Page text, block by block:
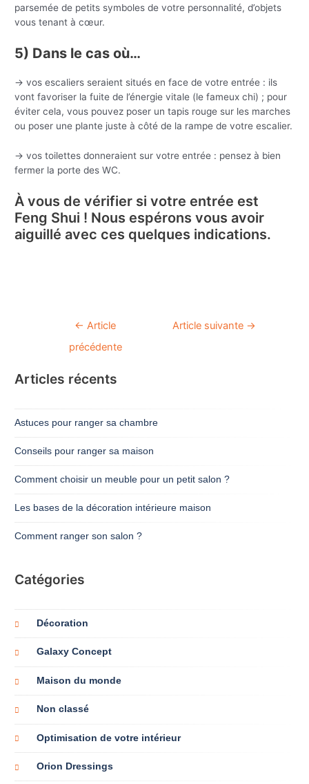
parsemée de petits symboles de votre personnalité, d’objets
vous tenant à cœur.
5) Dans le cas où…
-> vos escaliers seraient situés en face de votre entrée : ils
vont favoriser la fuite de l’énergie vitale (le fameux chi) ; pour
éviter cela, vous pouvez poser un tapis rouge sur les marches
ou poser une plante juste à côté de la rampe de votre escalier.
-> vos toilettes donneraient sur votre entrée : pensez à bien
fermer la porte des WC.
À vous de vérifier si votre entrée est
Feng Shui ! Nous espérons vous avoir
aiguillé avec ces quelques indications.
Navigation← Article
précédente
Article suivante →
Articles récents
Astuces pour ranger sa chambre
Conseils pour ranger sa maison
Comment choisir un meuble pour un petit salon ?
Les bases de la décoration intérieure maison
Comment ranger son salon ?
Catégories
Décoration
Galaxy Concept
Maison du monde
Non classé
Optimisation de votre intérieur
Orion Dressings